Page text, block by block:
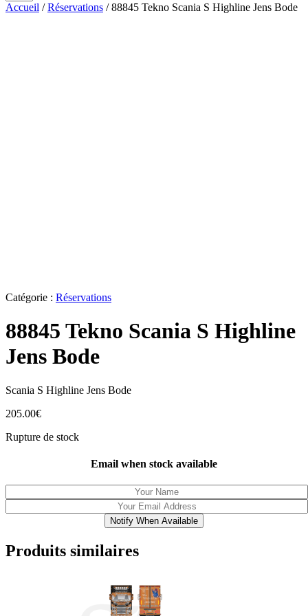
Accueil /Réservations / 88845 Tekno Scania S Highline Jens Bode
Catégorie : Réservations
88845 Tekno Scania S Highline
Jens Bode
Scania S Highline Jens Bode
205.00€
Rupture de stock
Email when stock available
Notify When Available
Produits similaires